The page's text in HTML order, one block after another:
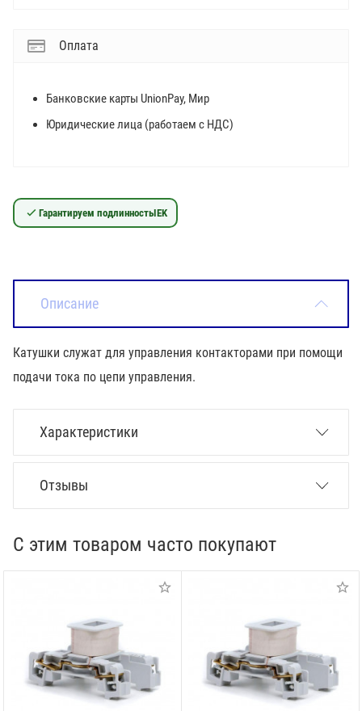
Оплата
Банковские карты UnionPay, Мир
Юридические лица (работаем с НДС)
Гарантируем подлинностьIEK
Описание
Катушки служат для управления контакторами при помощи
подачи тока по цепи управления.
Характеристики
Отзывы
С этим товаром часто покупают